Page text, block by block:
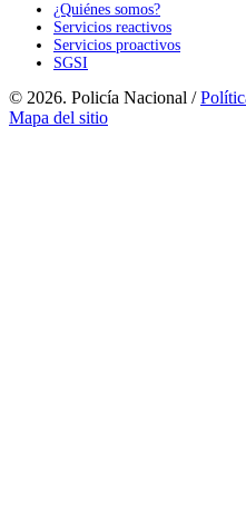
¿Quiénes somos?
Servicios reactivos
Servicios proactivos
SGSI
© 2026. Policía Nacional /
Mapa del sitio